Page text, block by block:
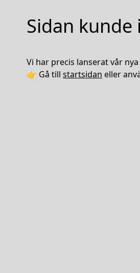
Sidan
Vi har precis lanserat vår
👉 Gå till startsidan eller